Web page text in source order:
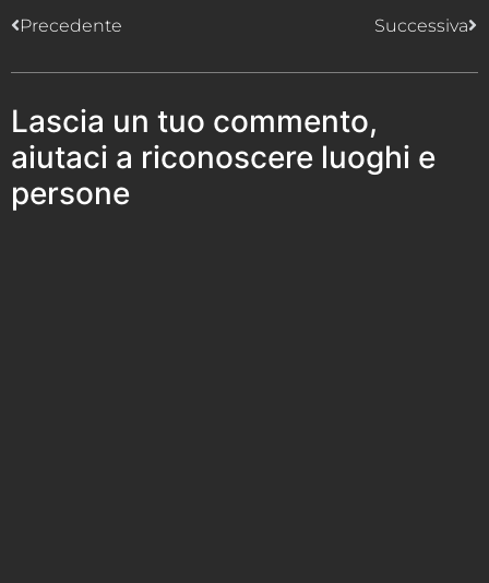
Precedente Successiva
Lascia un tuo commento,
aiutaci a riconoscere luoghi e
persone